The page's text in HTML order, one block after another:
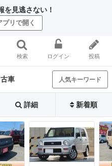
を見逃さない！
プリで開く
検索 ログイン 投稿
車 人気キーワード
詳細 新着順